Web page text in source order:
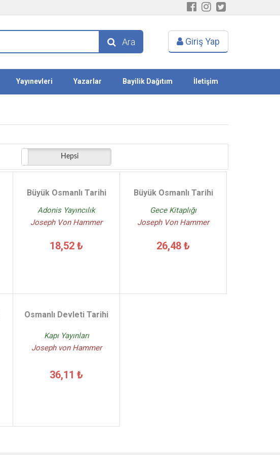
Ara Giriş Yap
Yayınevleri Yazarlar Bayilik Dağıtım İletişim
Hepsi
Büyük Osmanlı Tarihi
Adonis Yayıncılık
Joseph Von Hammer
18,52 ₺
Büyük Osmanlı Tarihi
Gece Kitaplığı
Joseph Von Hammer
26,48 ₺
Osmanlı Devleti Tarihi
Kapı Yayınları
Joseph von Hammer
36,11 ₺